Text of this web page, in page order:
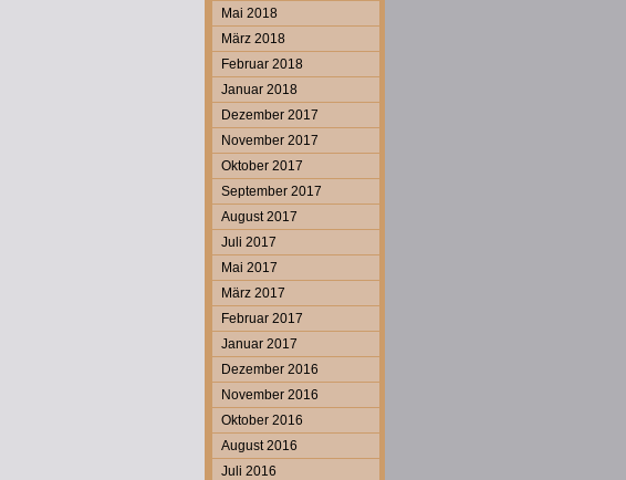
Mai 2018
März 2018
Februar 2018
Januar 2018
Dezember 2017
November 2017
Oktober 2017
September 2017
August 2017
Juli 2017
Mai 2017
März 2017
Februar 2017
Januar 2017
Dezember 2016
November 2016
Oktober 2016
August 2016
Juli 2016